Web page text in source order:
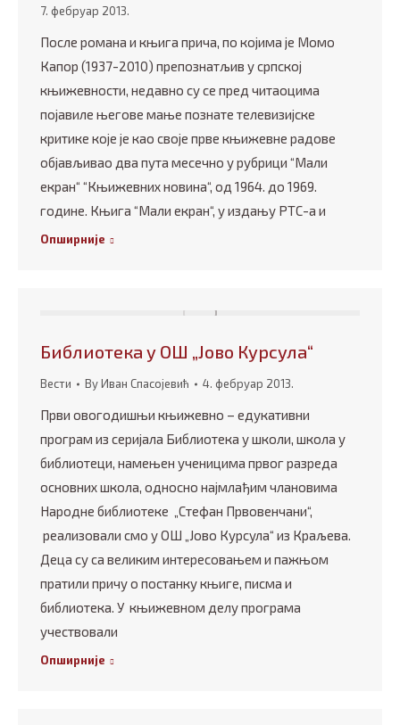
7. фебруар 2013.
После романа и књига прича, по којима је Момо
Капор (1937-2010) препознатљив у српској
књижевности, недавно су се пред читаоцима
појавиле његове мање познате телевизијске
критике које је као своје прве књижевне радове
објављивао два пута месечно у рубрици “Мали
екран“ “Књижевних новина“, од 1964. до 1969.
године. Књига “Мали екран“, у издању РТС-а и
Опширније
Библиотека у ОШ „Јово Курсула“
Вести ByИван Спасојевић 4. фебруар 2013.
Први овогодишњи књижевно – едукативни
програм из серијала Библиотека у школи, школа у
библиотеци, намењен ученицима првог разреда
основних школа, односно најмлађим члановима
Народне библиотеке „Стефан Првовенчани“,
реализовали смо у ОШ „Јово Курсула“ из Краљева.
Деца су са великим интересовањем и пажњом
пратили причу о постанку књиге, писма и
библиотека. У књижевном делу програма
учествовали
Опширније